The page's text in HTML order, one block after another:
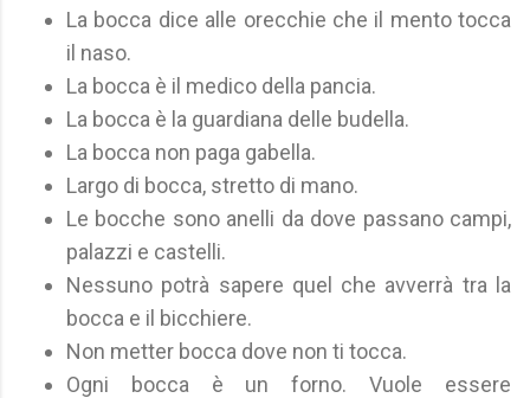
La bocca dice alle orecchie che il mento tocca
il naso.
La bocca è il medico della pancia.
La bocca è la guardiana delle budella.
La bocca non paga gabella.
Largo di bocca, stretto di mano.
Le bocche sono anelli da dove passano campi,
palazzi e castelli.
Nessuno potrà sapere quel che avverrà tra la
bocca e il bicchiere.
Non metter bocca dove non ti tocca.
Ogni bocca è un forno. Vuole essere